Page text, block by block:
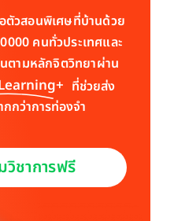
ตัวสอนพิเศษที่บ้านด้วย
คนทั่วประเทศและ
ตามหลักจิตวิทยาผ่าน
ที่ช่วยส่ง
กกว่าการท่องจำ​
ชาการฟรี